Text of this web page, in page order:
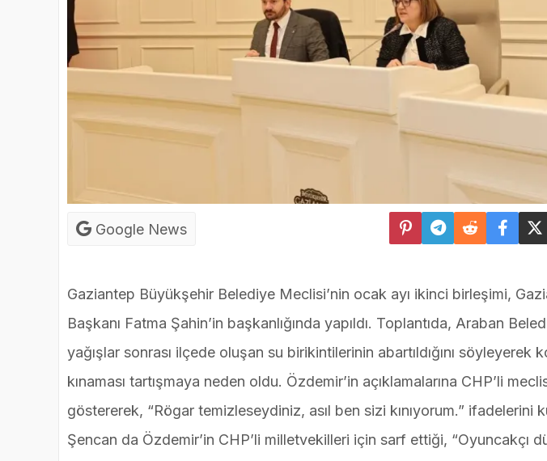
Google News
Gaziantep Büyükşehir Belediye Meclisi’nin ocak ayı ikinci birleşimi,
Başkanı Fatma Şahin’in başkanlığında yapıldı. Toplantıda, Araban
yağışlar sonrası ilçede oluşan su birikintilerinin abartıldığını söyleyerek
kınaması tartışmaya neden oldu. Özdemir’in açıklamalarına CHP’li
göstererek, “Rögar temizleseydiniz, asıl ben sizi kınıyorum.” ifadelerini
Şencan da Özdemir’in CHP’li milletvekilleri için sarf ettiği, “Oyuncakçı